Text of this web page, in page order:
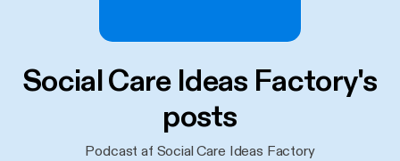
Social Care Ideas Factory's
posts
Podcast af Social Care Ideas Factory